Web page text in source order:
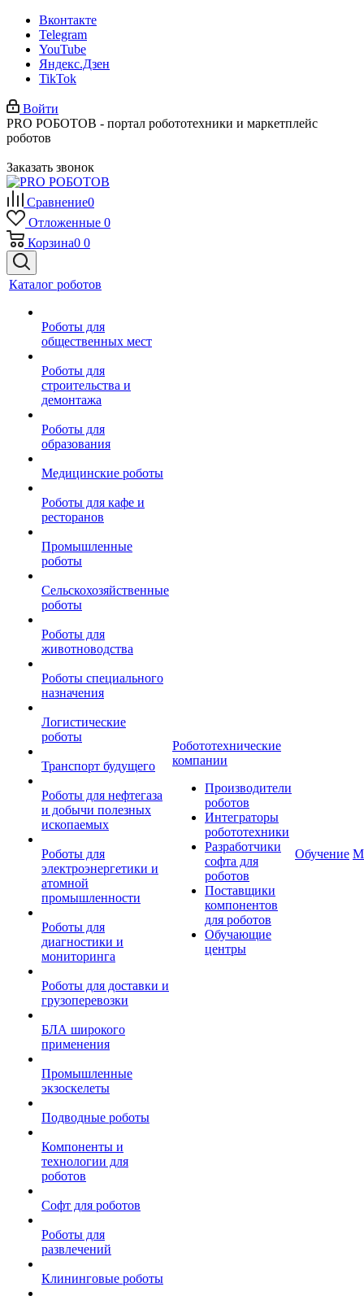
Вконтакте
Telegram
YouTube
Яндекс.Дзен
TikTok
Войти
PRO РОБОТОВ - портал робототехники и маркетплейс
роботов
Заказать звонок
Сравнение0
Отложенные 0
Корзина0 0
Каталог роботов
Роботы для
общественных мест
Роботы для
строительства и
демонтажа
Роботы для
образования
Медицинские роботы
Роботы для кафе и
ресторанов
Промышленные
роботы
Сельскохозяйственные
роботы
Роботы для
животноводства
Роботы специального
назначения
Логистические
роботы
Транспорт будущего
Роботы для нефтегаза
и добычи полезных
ископаемых
Роботы для
электроэнергетики и
атомной
промышленности
Роботы для
диагностики и
мониторинга
Роботы для доставки и
грузоперевозки
БЛА широкого
применения
Промышленные
экзоскелеты
Подводные роботы
Компоненты и
технологии для
роботов
Софт для роботов
Роботы для
развлечений
Клининговые роботы
Робототехнические
компании
Производители
роботов
Интеграторы
робототехники
Разработчики
софта для
роботов
Поставщики
компонентов
для роботов
Обучающие
центры
Обучение